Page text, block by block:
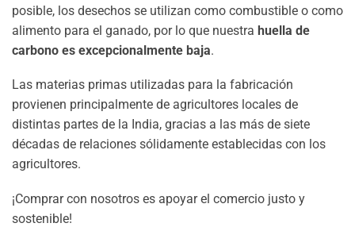
posible, los desechos se utilizan como combustible o como
alimento para el ganado, por lo que nuestra huella de
carbono es excepcionalmente baja.
Las materias primas utilizadas para la fabricación
provienen principalmente de agricultores locales de
distintas partes de la India, gracias a las más de siete
décadas de relaciones sólidamente establecidas con los
agricultores.
¡Comprar con nosotros es apoyar el comercio justo y
sostenible!